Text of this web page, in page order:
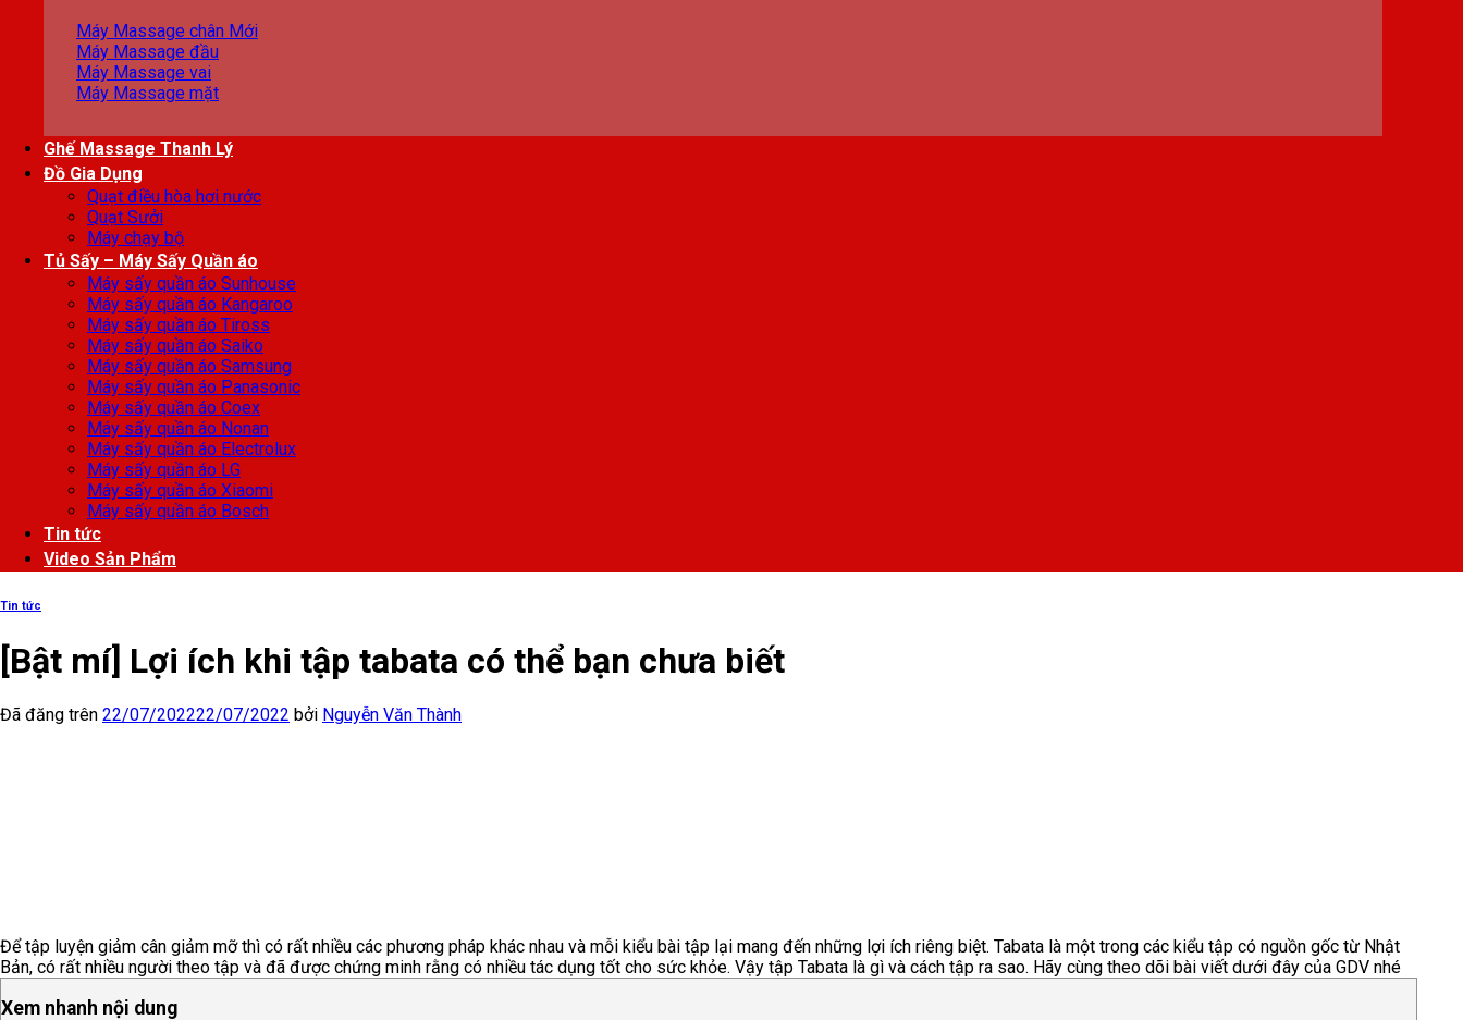
Máy Massage chân
Máy Massage đầu
Máy Massage vai
Máy Massage mặt
Ghế Massage Thanh Lý
Đồ Gia Dụng
Quạt điều hòa hơi nước
Quạt Sưởi
Máy chạy bộ
Tủ Sấy – Máy Sấy Quần áo
Máy sấy quần áo Sunhouse
Máy sấy quần áo Kangaroo
Máy sấy quần áo Tiross
Máy sấy quần áo Saiko
Máy sấy quần áo Samsung
Máy sấy quần áo Panasonic
Máy sấy quần áo Coex
Máy sấy quần áo Nonan
Máy sấy quần áo Electrolux
Máy sấy quần áo LG
Máy sấy quần áo Xiaomi
Máy sấy quần áo Bosch
Tin tức
Video Sản Phẩm
Tin tức
[Bật mí] Lợi ích khi tập tabata có thể bạn chưa biết
Đã đăng trên 22/07/202222/07/2022 bởi Nguyễn Văn Thành
Để tập luyện giảm cân giảm mỡ thì có rất nhiều các phương pháp khác nhau và mỗi kiểu bài tập lại mang đến những lợi ích riêng biệt. Tabata là một trong các kiểu tập có nguồn gốc từ Nhật
Bản, có rất nhiều người theo tập và đã được chứng minh rằng có nhiều tác dụng tốt cho sức khỏe. Vậy tập Tabata là gì và cách tập ra sao. Hãy cùng theo dõi bài viết dưới đây của GDV nhé
Xem nhanh nội dung